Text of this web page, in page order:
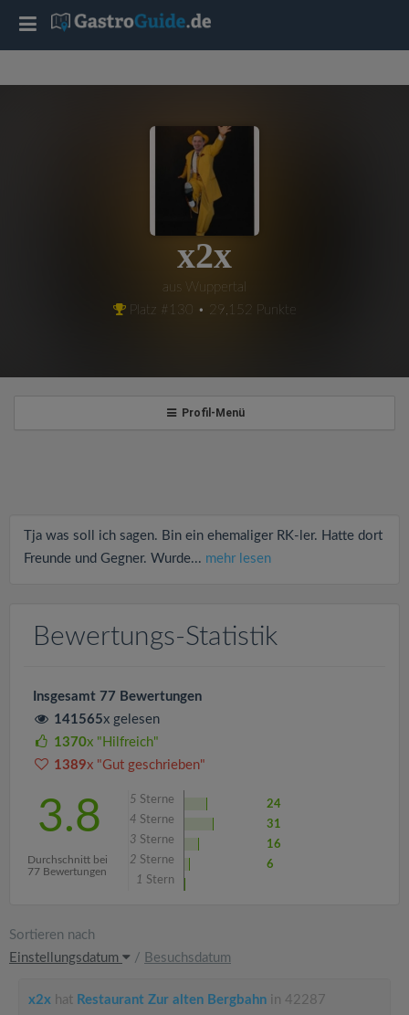
x2x
aus Wuppertal
Platz #130 • 29,152 Punkte
Profil-Menü
Tja was soll ich sagen. Bin ein ehemaliger RK-ler. Hatte dort
Freunde und Gegner. Wurde... mehr lesen
Bewertungs-Statistik
Insgesamt 77 Bewertungen
141565x gelesen
1370x "Hilfreich"
1389x "Gut geschrieben"
3.8
Durchschnitt bei
77 Bewertungen
5 Sterne
24
4 Sterne
31
3 Sterne
16
2 Sterne
6
1 Stern
Sortieren nach
Einstellungsdatum
/ Besuchsdatum
x2x hat Restaurant Zur alten Bergbahn in 42287
T
a
o
n